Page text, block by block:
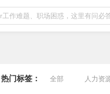
游戏官网官方网站
热门标签： 全部 人力资